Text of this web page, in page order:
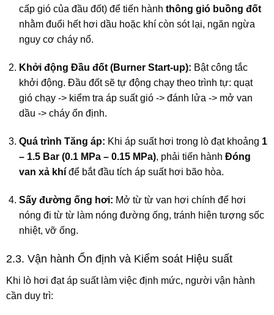
cấp gió của đầu đốt) để tiến hành thông gió buồng đốt
nhằm đuổi hết hơi dầu hoặc khí còn sót lại, ngăn ngừa
nguy cơ cháy nổ.
Khởi động Đầu đốt (Burner Start-up): Bật công tắc
khởi động. Đầu đốt sẽ tự động chạy theo trình tự: quạt
gió chạy -> kiểm tra áp suất gió -> đánh lửa -> mở van
dầu -> cháy ổn định.
Quá trình Tăng áp: Khi áp suất hơi trong lò đạt khoảng 1
– 1.5 Bar (0.1 MPa – 0.15 MPa), phải tiến hành Đóng
van xả khíđể bắt đầu tích áp suất hơi bão hòa.
Sấy đường ống hơi: Mở từ từ van hơi chính để hơi
nóng đi từ từ làm nóng đường ống, tránh hiện tượng sốc
nhiệt, vỡ ống.
2.3. Vận hành Ổn định và Kiểm soát Hiệu suất
Khi lò hơi đạt áp suất làm việc định mức, người vận hành
cần duy trì: